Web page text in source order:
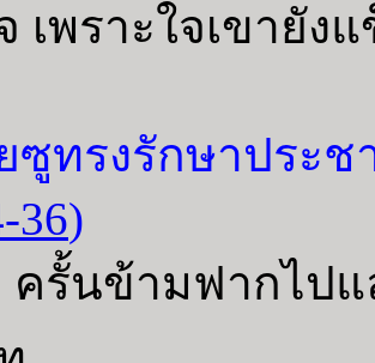
เพราะใจเขายัง
ซูทรงรักษาประ
36)
รั้นข้ามฟากไปแ